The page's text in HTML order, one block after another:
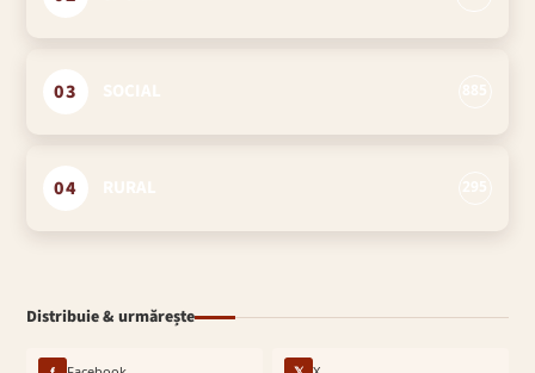
03
04
Distribuie & urmărește